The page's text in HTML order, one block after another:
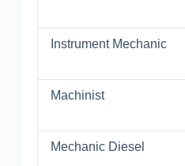
Instrument Mechanic
Machinist
Mechanic Diesel